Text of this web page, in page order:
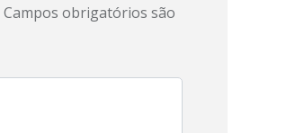
Campos obrigatórios são